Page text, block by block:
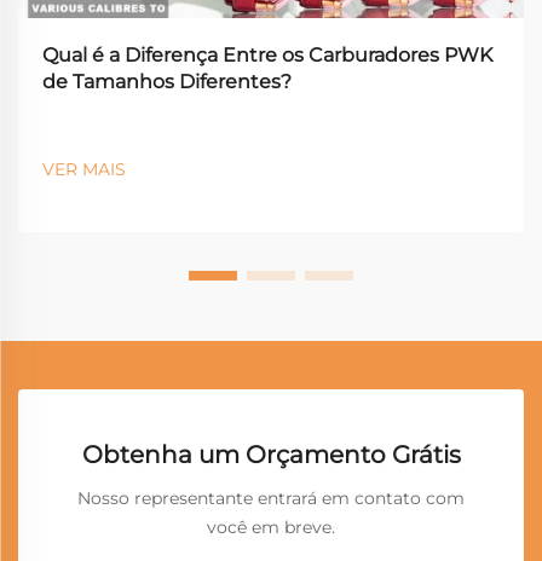
Qual é a Diferença Entre os Carburadores PWK
de Tamanhos Diferentes?
VER MAIS
Obtenha um Orçamento Grátis
Nosso representante entrará em contato com
você em breve.